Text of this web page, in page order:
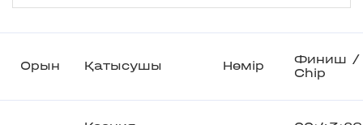
Орын Қатысушы Нөмір
Финиш /
Chip